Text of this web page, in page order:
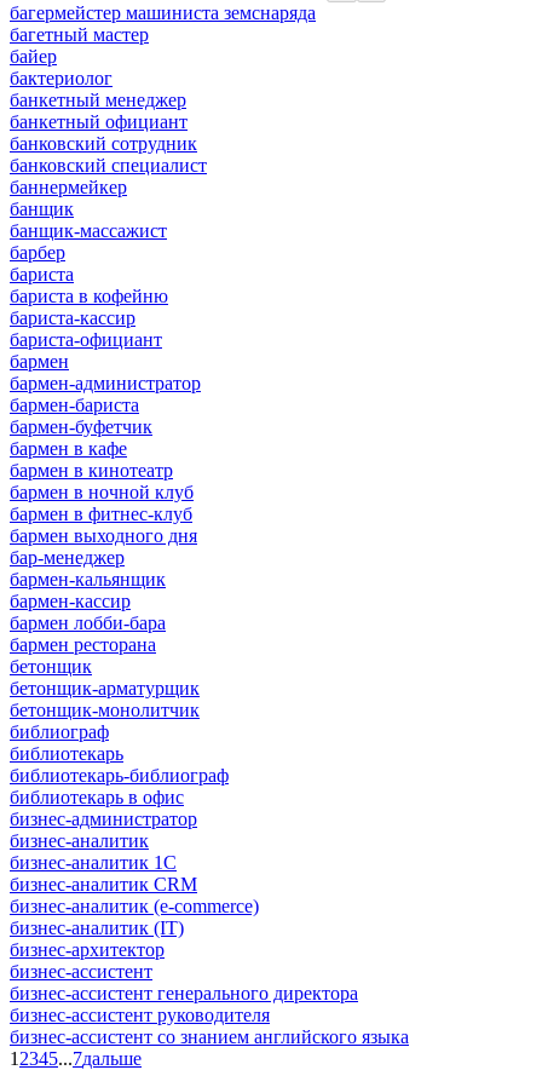
багермейстер машиниста земснаряда
багетный мастер
байер
бактериолог
банкетный менеджер
банкетный официант
банковский сотрудник
банковский специалист
баннермейкер
банщик
банщик-массажист
барбер
бариста
бариста в кофейню
бариста-кассир
бариста-официант
бармен
бармен-администратор
бармен-бариста
бармен-буфетчик
бармен в кафе
бармен в кинотеатр
бармен в ночной клуб
бармен в фитнес-клуб
бармен выходного дня
бар-менеджер
бармен-кальянщик
бармен-кассир
бармен лобби-бара
бармен ресторана
бетонщик
бетонщик-арматурщик
бетонщик-монолитчик
библиограф
библиотекарь
библиотекарь-библиограф
библиотекарь в офис
бизнес-администратор
бизнес-аналитик
бизнес-аналитик 1С
бизнес-аналитик CRM
бизнес-аналитик (e-commerce)
бизнес-аналитик (IT)
бизнес-архитектор
бизнес-ассистент
бизнес-ассистент генерального директора
бизнес-ассистент руководителя
бизнес-ассистент со знанием английского языка
1 2345...7дальше